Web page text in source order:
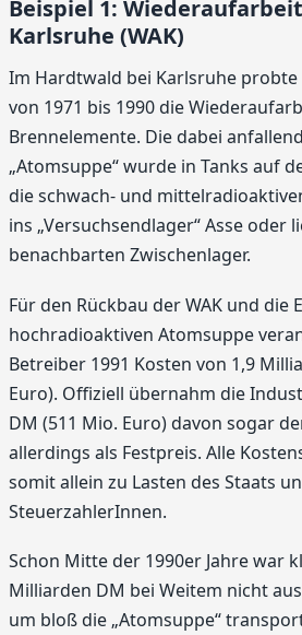
Beispiel 1:
Karlsruhe (WAK)
Im Hardtwald bei Karlsruhe
von 1971 bis 1990 die
Brennelemente. Die dabei
„Atomsuppe“ wurde in Tanks auf
die schwach- und
ins „Versuchsendlager“ Asse oder
benachbarten Zwischenlager.
Für den Rückbau der WAK und die
hochradioaktiven Atomsuppe
Betreiber 1991 Kosten von 1,9
Euro). Offiziell übernahm die
DM (511 Mio. Euro) davon sogar
allerdings als Festpreis. Alle
somit allein zu Lasten des Staats
SteuerzahlerInnen.
Schon Mitte der 1990er Jahre war
Milliarden DM bei Weitem nicht
um bloß die „Atomsuppe“